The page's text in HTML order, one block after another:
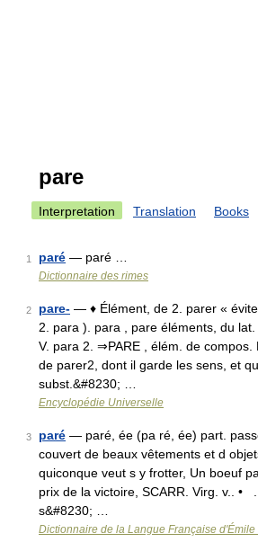
pare
Interpretation Translation Books
1 paré — paré …
Dictionnaire des rimes
2 pare- — ♦ Élément, de 2. parer «
2. para ). para , pare éléments, du
V. para 2. ⇒PARE , élém. de compos.
de parer2, dont il garde les sens, et
subst.&#8230; …
Encyclopédie Universelle
3 paré — paré, ée (pa ré, ée) part.
couvert de beaux vêtements et d
quiconque veut s y frotter, Un boeuf
prix de la victoire, SCARR. Virg. v.. •
s&#8230; …
Dictionnaire de la Langue Française d'Émile